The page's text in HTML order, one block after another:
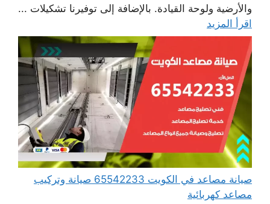
والأرضية ولوحة القيادة. بالإضافة إلى توفيرنا تشكيلات ...
اقرأ المزيد
صيانة مصاعد في الكويت 65542233 صيانة وتركيب
مصاعد كهربائية